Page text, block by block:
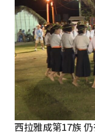
西拉雅成第17族